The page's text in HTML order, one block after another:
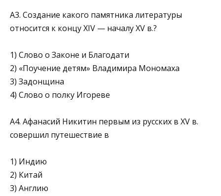
А3. Создание какого памятника литературы
относится к концу XIV — началу XV в.?
1) Слово о Законе и Благодати
2) «Поучение детям» Владимира Мономаха
3) Задонщина
4) Слово о полку Игореве
А4. Афанасий Никитин первым из русских в XV в.
совершил путешест­вие в
1) Индию
2) Китай
3) Англию